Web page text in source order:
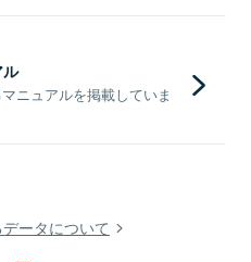
ニュアルを掲載していま
ータについて